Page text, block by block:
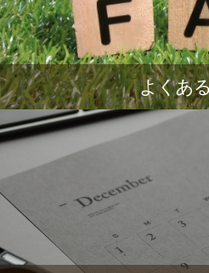
よくあ